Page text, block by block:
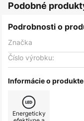
Podobné
Podrobnosti o
Značka
Číslo výrobku:
Informácie o produkte
Energeticky